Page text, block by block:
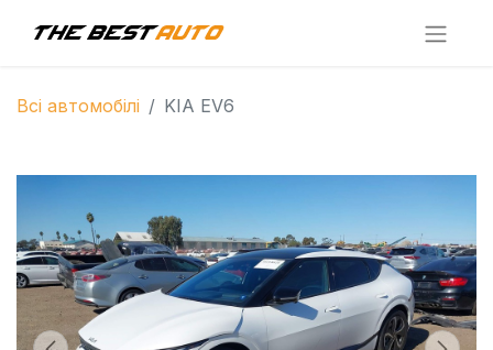
Всі автомобілі KIA EV6